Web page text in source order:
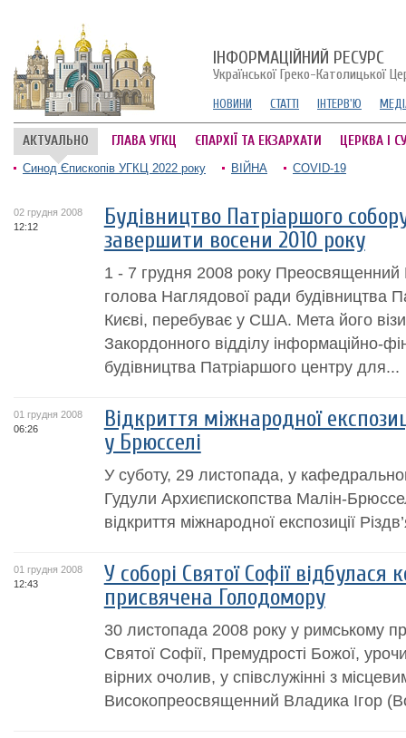
ІНФОРМАЦІЙНИЙ РЕСУРС
Української Греко-Католицької
НОВИНИ СТАТТІ ІНТЕРВ'Ю
АКТУАЛЬНО ГЛАВА УГКЦ ЄПАРХІЇ ТА ЕКЗАРХАТИ ЦЕРКВА І
Синод Єпископів УГКЦ 2022 року ВІЙНА COVID-19
02 грудня 2008
12:12
Будівництво Патріаршого
завершити восени 2010 року
1 - 7 грудня 2008 року
голова Наглядової ради будівництва
Києві, перебуває у США. Мета його
Закордонного відділу інформаційно-
будівництва Патріаршого центру для...
01 грудня 2008
06:26
Відкриття міжнародної
у Брюсселі
У суботу, 29 листопада, у
Гудули Архиєпископства Малін-
відкриття міжнародної експозиції
01 грудня 2008
12:43
У соборі Святої Софії відбулася
присвячена Голодомору
30 листопада 2008 року у римському
Святої Софії, Премудрості Божої,
вірних очолив, у співслужінні з
Високопреосвященний Владика Ігор